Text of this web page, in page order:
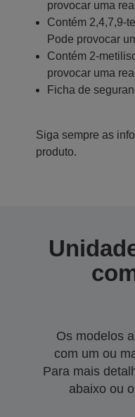
provocar uma
Contém 2,4,7,9-
Pode provocar
Contém 2-
provocar uma
Ficha de
Siga sempre as
produto.
Os modelos
com um ou
Para mais
abaixo ou